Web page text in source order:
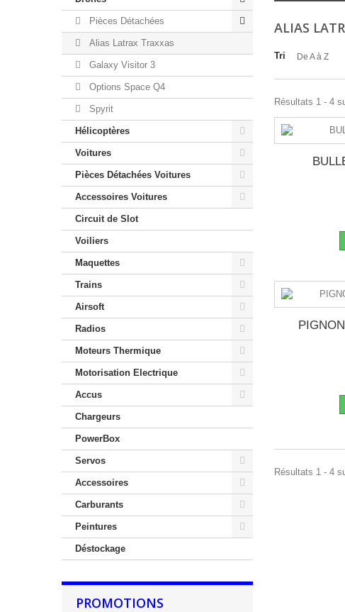
Pièces Détachées
Alias Latrax Traxxas
Galaxy Visitor 3
Options Space Q4
Spyrit
Hélicoptères
Voitures
Pièces Détachées Voitures
Accessoires Voitures
Circuit de Slot
Voiliers
Maquettes
Trains
Airsoft
Radios
Moteurs Thermique
Motorisation Electrique
Accus
Chargeurs
PowerBox
Servos
Accessoires
Carburants
Peintures
Déstockage
PROMOTIONS
ALIAS
Tri De A à Z
Résultats 1 - 4
Résultats 1 - 4